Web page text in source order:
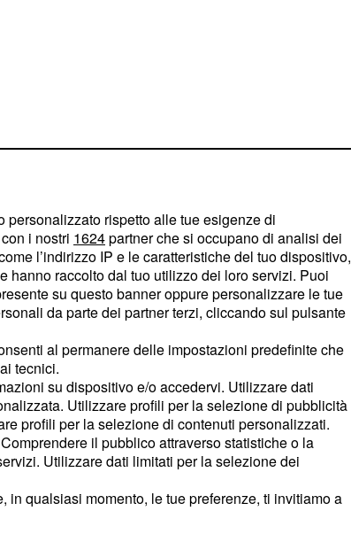
rispetto alle tue esigenze di
i nostri 1624partner che si occupano di analisi dei
l’indirizzo IP e le caratteristiche del tuo dispositivo,
hanno raccolto dal tuo utilizzo dei loro servizi. Puoi
su questo banner oppure personalizzare le tue
da parte dei partner terzi, cliccando sul pulsante
al permanere delle impostazioni predefinite che
tecnici.
su dispositivo e/o accedervi. Utilizzare dati
Utilizzare profili per la selezione di pubblicità
profili per la selezione di contenuti personalizzati.
il pubblico attraverso statistiche o la
Utilizzare dati limitati per la selezione dei
qualsiasi momento, le tue preferenze, ti invitiamo a